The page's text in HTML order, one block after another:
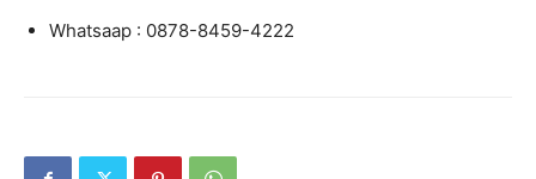
Whatsaap : 0878-8459-4222